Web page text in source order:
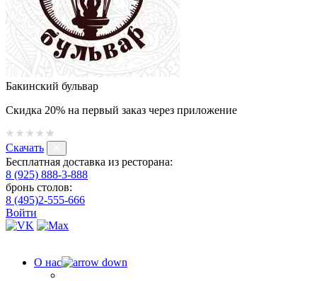
Бакинский бульвар
Скидка 20% на первый заказ через приложение
Скачать
Бесплатная доставка из ресторана:
8 (925) 888-3-888
бронь столов:
8 (495)2-555-666
Войти
О нас